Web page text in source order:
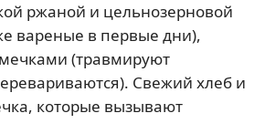
ржаной и цельнозерновой
вареные в первые дни),
(травмируют
Свежий хлеб и
которые вызывают